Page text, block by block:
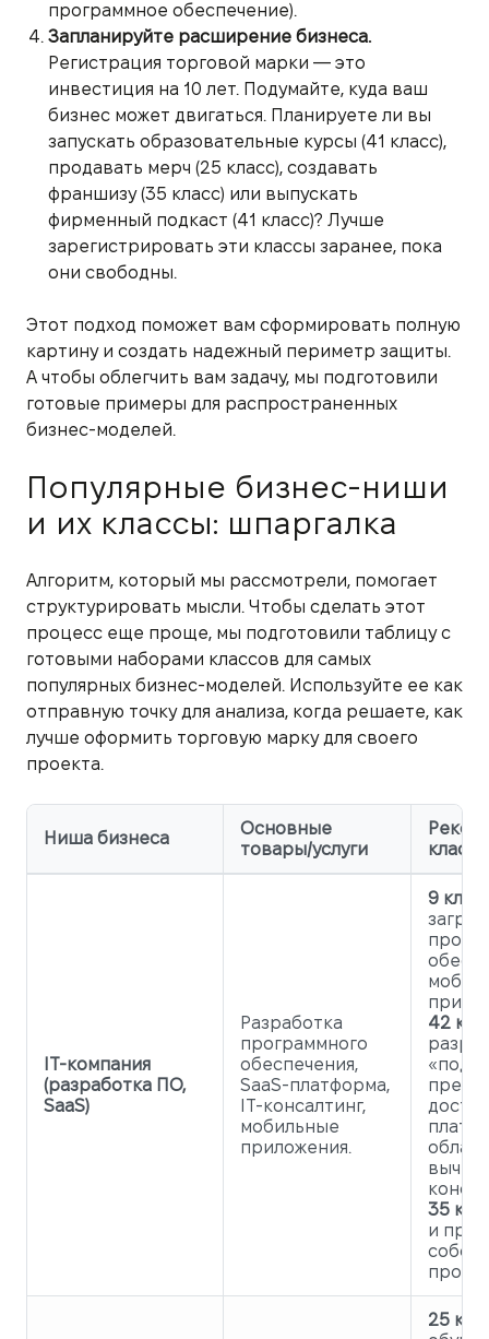
программное обеспечение).
Запланируйте расширение бизнеса.
Регистрация торговой марки — это
инвестиция на 10 лет. Подумайте, куда ваш
бизнес может двигаться. Планируете ли вы
запускать образовательные курсы (41 класс),
продавать мерч (25 класс), создавать
франшизу (35 класс) или выпускать
фирменный подкаст (41 класс)? Лучше
зарегистрировать эти классы заранее, пока
они свободны.
Этот подход поможет вам сформировать полную
картину и создать надежный периметр защиты.
А чтобы облегчить вам задачу, мы подготовили
готовые примеры для распространенных
бизнес-моделей.
Популярные бизнес-ниши
и их классы: шпаргалка
Алгоритм, который мы рассмотрели, помогает
структурировать мысли. Чтобы сделать этот
процесс еще проще, мы подготовили таблицу с
готовыми наборами классов для самых
популярных бизнес-моделей. Используйте ее как
отправную точку для анализа, когда решаете, как
лучше оформить торговую марку для своего
проекта.
Ниша бизнеса
Основные
товары/услуги
IT-компания
(разработка ПО,
SaaS)
Разработка
программного
обеспечения,
SaaS-платформа,
IT-консалтинг,
мобильные
приложения.
9
42
«под
35
и
25